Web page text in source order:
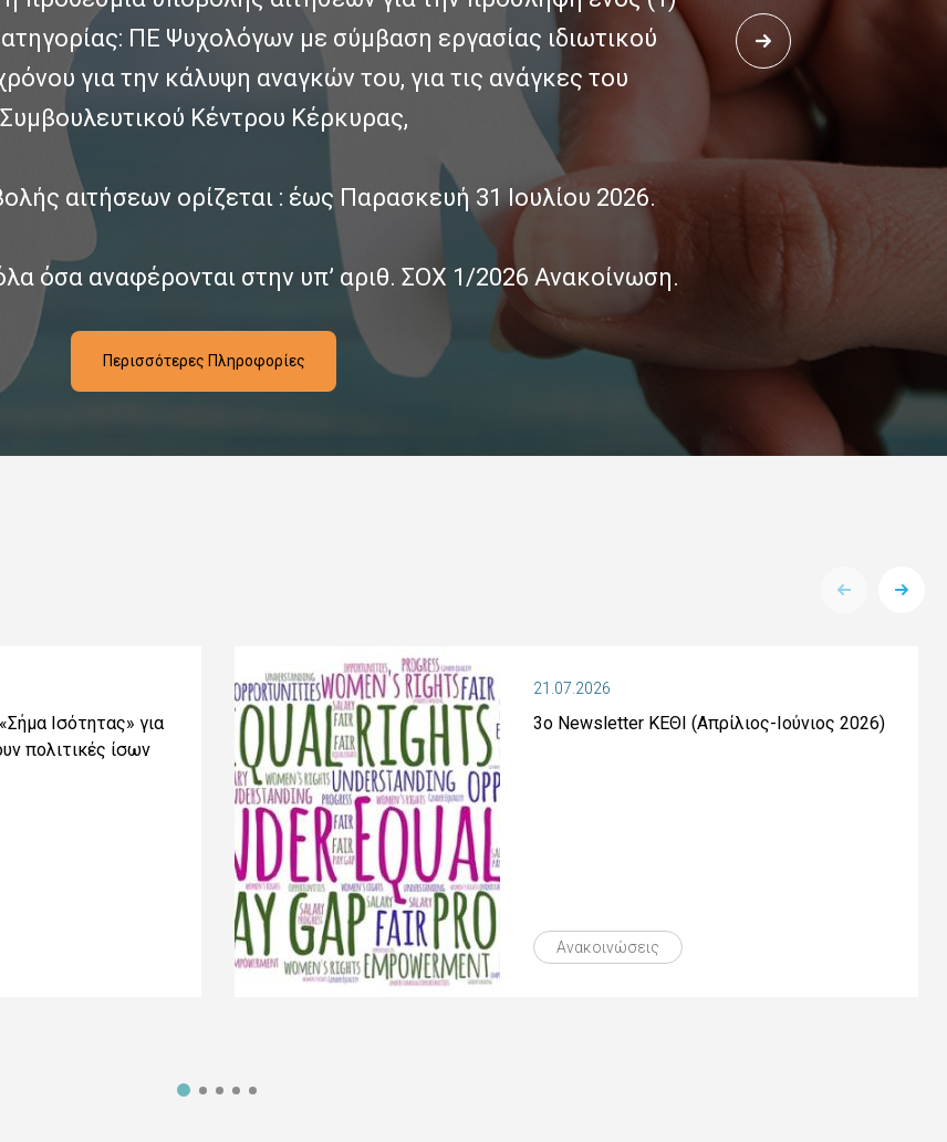
ΠΕ Ψυχολόγων με σύμβαση εργασίας ιδιωτικού
για την κάλυψη αναγκών του, για τις ανάγκες του
Συμβουλευτικού Κέντρου Κέρκυρας,
αιτήσεων ορίζεται : έως Παρασκευή 31 Ιουλίου 2026.
όσα αναφέρονται στην υπ’ αριθ. ΣΟΧ 1/2026 Ανακοίνωση.
Περισσότερες Πληροφορίες
του
ΝΕΑ Καταληκτική
Ισότητας» για
πολιτικές ίσων
21.07.2026
3ο Newsletter ΚΕΘΙ (Απρίλιος-Ιούνιος 2026)
Ανακοινώσεις